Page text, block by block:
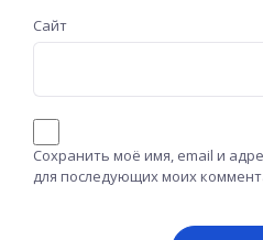
Сайт
Сохранить моё имя, email и
для последующих моих